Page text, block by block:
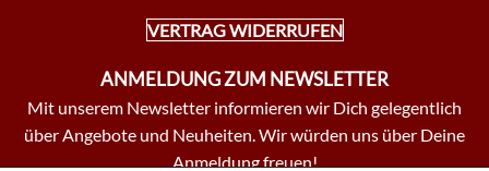
VERTRAG WIDERRUFEN
ANMELDUNG ZUM NEWSLETTER
Mit unserem Newsletter informieren wir Dich gelegentlich
über Angebote und Neuheiten. Wir würden uns über Deine
Anmeldung freuen!